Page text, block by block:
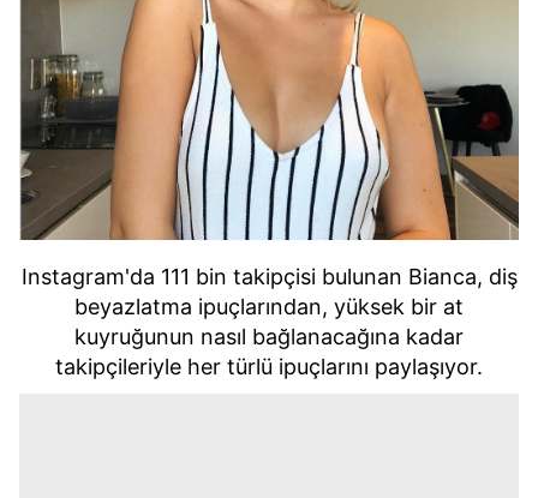
Instagram'da 111 bin takipçisi bulunan Bianca, diş
beyazlatma ipuçlarından, yüksek bir at
kuyruğunun nasıl bağlanacağına kadar
takipçileriyle her türlü ipuçlarını paylaşıyor.